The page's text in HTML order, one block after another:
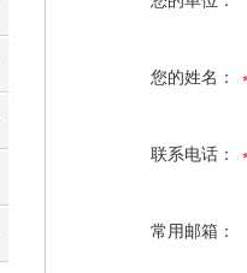
您的姓名：
联系电话：
常用邮箱：